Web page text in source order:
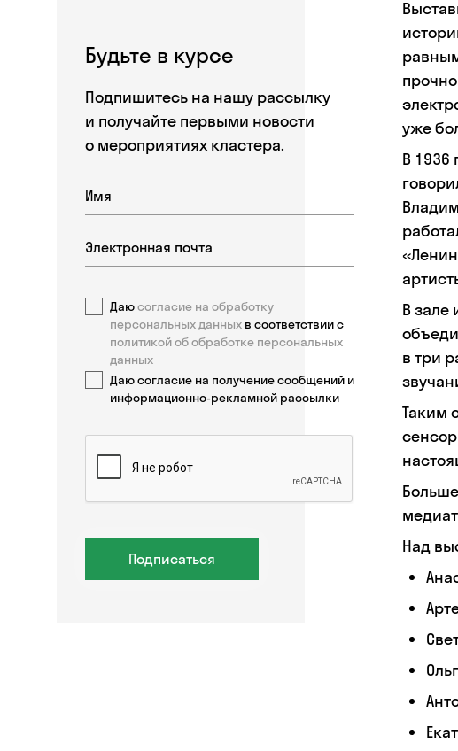
Будьте в курсе
Подпишитесь на нашу рассылку
и получайте первыми новости
о мероприятиях кластера.
Даюсогласие на обработку
персональных данных в соответствии с
политикой об обработке персональных
данных
Даю согласие на получение сообщений и
информационно-рекламной рассылки
Подписаться
уже
В 1936
В зале
в три
Таким
Над